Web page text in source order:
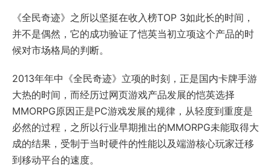
《全民奇迹》之所以坚挺在收入榜TOP 3如此长的时间，
并不是偶然，它的成功验证了恺英当初立项这个产品的时
候对市场格局的判断。
2013年年中《全民奇迹》立项的时刻，正是国内卡牌手游
大热的时间，而经历过网页游戏产品发展的恺英选择
MMORPG原因正是PC游戏发展的规律，从轻度到重度是
必然的过程，之所以行业早期推出的MMORPG未能取得大
成的结果，受制于当时硬件的性能以及端游核心玩家迁移
到移动平台的速度。